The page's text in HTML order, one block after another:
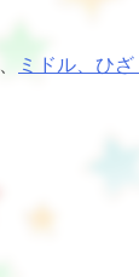
ミドル、ひ